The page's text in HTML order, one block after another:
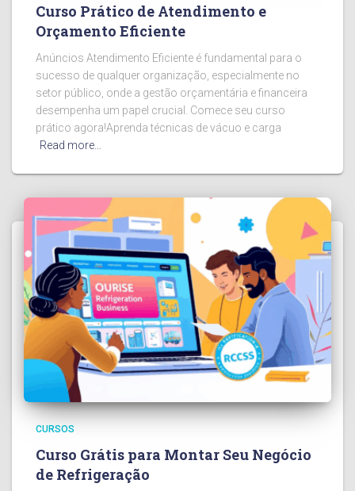
Curso Prático de Atendimento e
Orçamento Eficiente
Anúncios Atendimento Eficiente é fundamental para o
sucesso de qualquer organização, especialmente no
setor público, onde a gestão orçamentária e financeira
desempenha um papel crucial. Comece seu curso
prático agora!Aprenda técnicas de vácuo e carga
Read more…
CURSOS
Curso Grátis para Montar Seu Negócio
de Refrigeração